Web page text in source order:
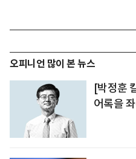
오피니언 많이 본 뉴스
[박정훈
어록을